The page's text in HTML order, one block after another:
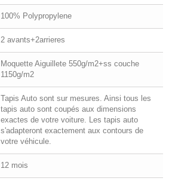
100% Polypropylene
2 avants+2arrieres
Moquette Aiguillete 550g/m2+ss couche
1150g/m2
Tapis Auto sont sur mesures. Ainsi tous les
tapis auto sont coupés aux dimensions
exactes de votre voiture. Les tapis auto
s'adapteront exactement aux contours de
votre véhicule.
12 mois